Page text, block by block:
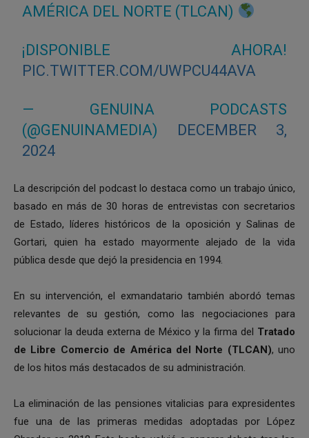
AMÉRICA DEL NORTE (TLCAN)
¡DISPONIBLE AHORA!
PIC.TWITTER.COM/UWPCU44AVA
— GENUINA PODCASTS
(@GENUINAMEDIA) DECEMBER 3,
2024
La descripción del podcast lo destaca como un trabajo único,
basado en más de 30 horas de entrevistas con secretarios
de Estado, líderes históricos de la oposición y Salinas de
Gortari, quien ha estado mayormente alejado de la vida
pública desde que dejó la presidencia en 1994.
En su intervención, el exmandatario también abordó temas
relevantes de su gestión, como las negociaciones para
solucionar la deuda externa de México y la firma del Tratado
de Libre Comercio de América del Norte (TLCAN), uno
de los hitos más destacados de su administración.
La eliminación de las pensiones vitalicias para expresidentes
fue una de las primeras medidas adoptadas por López